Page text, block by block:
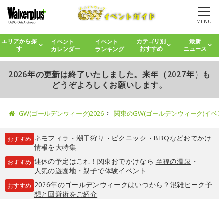
MENU
エリアから探
す
イベント
カレンダー
イベント
ランキング
カテゴリ別
おすすめ
最新
ニュース
2026年の更新は終了いたしました。来年（2027年）も
どうぞよろしくお願いします。
GW(ゴールデンウィーク)2026 関東のGW(ゴールデンウィーク)イ
おすすめ ネモフィラ ・ 潮干狩り ・ ピクニック ・ BBQなどおでかけ
情報を大特集
おすすめ 連休の予定はこれ！関東おでかけなら 至福の温泉 ・
人気の遊園地・親子で体験イベント
おすすめ 2026年のゴールデンウィークはいつから？混雑ピーク予
想と回避術をご紹介